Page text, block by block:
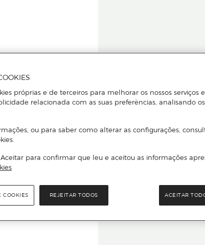
ou
Corte Inglés.
Para
Leia o
próprias e de terceiros para melhorar os nossos serviços
relacionada com as suas preferências, analisando
ou para saber como alterar as configurações,
para confirmar que leu e aceitou as informações
REJEITAR TODOS ACEITAR
COOKIES